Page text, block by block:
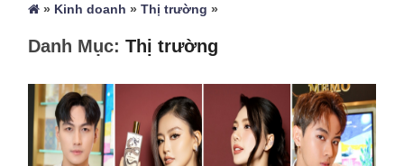
» Kinh doanh »Thị trường »
Danh Mục:Thị trường